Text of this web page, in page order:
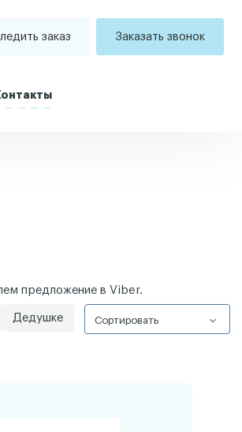
заказ Заказать звонок
предложение в Viber.
Дедушке Сортировать